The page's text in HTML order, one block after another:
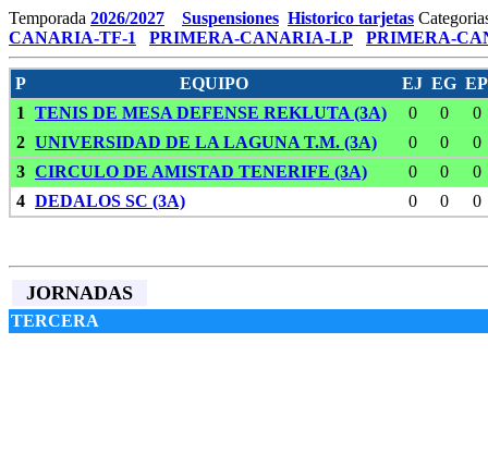
Temporada 2026/2027 Suspensiones Historico tarjetas
CANARIA-TF-1
PRIMERA-CANARIA-LP PRIMERA-
P EQUIPO EJ EG EP
1
TENIS DE MESA DEFENSE REKLUTA (3A) 0 0
0
2 UNIVERSIDAD DE LA LAGUNA T.M. (3A) 0 0
0
3 CIRCULO DE AMISTAD TENERIFE (3A) 0 0
0
4 DEDALOS SC (3A) 0 0 0
JORNADAS
TERCERA